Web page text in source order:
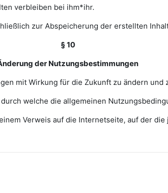
verbleiben bei ihm*ihr.
zur Abspeicherung der erstellten
§ 10
der Nutzungsbestimmungen
mit Wirkung für die Zukunft zu ändern und
welche die allgemeinen
Verweis auf die Internetseite, auf der